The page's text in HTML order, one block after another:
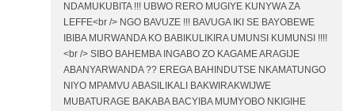
NDAMUKUBITA !!! UBWO RERO MUGIYE KUNYWA ZA
LEFFE<br /> NGO BAVUZE !!! BAVUGA IKI SE BAYOBEWE
IBIBA MURWANDA KO BABIKULIKIRA UMUNSI KUMUNSI !!!!
<br /> SIBO BAHEMBA INGABO ZO KAGAME ARAGIJE
ABANYARWANDA ?? EREGA BAHINDUTSE NKAMATUNGO
NIYO MPAMVU ABASILIKALI BAKWIRAKWIJWE
MUBATURAGE BAKABA BACYIBA MUMYOBO NKIGIHE